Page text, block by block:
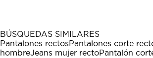
1
estrella
Esta
estrellas.
Esta
estrellas.
Esta
estrellas.
Esta
estrellas.
Esta
BÚSQUEDAS SIMILARES
Pantalones rectosPantalones corte
hombreJeans mujer rectoPantalón